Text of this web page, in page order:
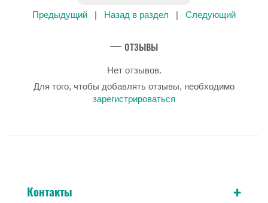
Предыдущий | Назад в раздел | Следующий
— отзывы
Нет отзывов.
Для того, чтобы добавлять отзывы, необходимо
зарегистрироваться
Контакты +